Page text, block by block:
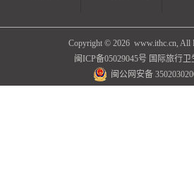
Copyright © 2026 www.ithc.cn, All
闽ICP备05029045号 国际旅行卫
闽公网安备